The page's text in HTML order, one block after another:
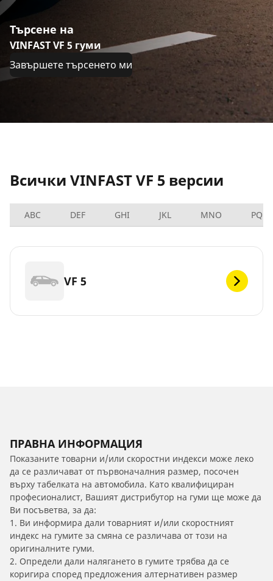
Търсене на
VINFAST VF 5 гуми
Завършете търсенето ми
Всички VINFAST VF 5 версии
ABC DEF GHI JKL MNO PQRS
VF 5
ПРАВНА ИНФОРМАЦИЯ
Показаните товарни и/или скоростни индекси може леко
да се различават от първоначалния размер, посочен
върху табелката на автомобила. Като квалифициран
професионалист, Вашият дистрибутор на гуми ще може да
Ви посъветва, за да:
1. Ви информира дали товарният и/или скоростният
индекс на гумите за смяна се различава от този на
оригиналните гуми.
2. Определи дали налягането в гумите трябва да се
коригира според предложения алтернативен размер